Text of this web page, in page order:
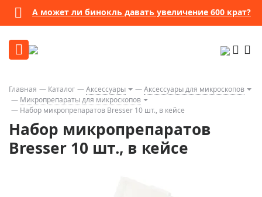
А может ли бинокль давать увеличение 600 крат?
Главная Каталог Аксессуары
Аксессуары для микроскопов
Микропрепараты для микроскопов
Набор микропрепаратов Bresser 10 шт., в кейсе
Набор микропрепаратов
Bresser 10 шт., в кейсе